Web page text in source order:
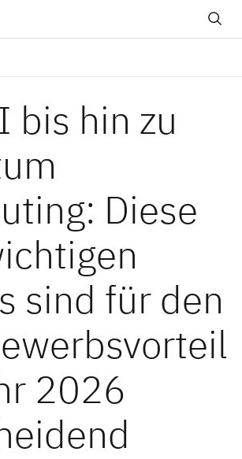
bis hin zu
Diese
sind für den
2026